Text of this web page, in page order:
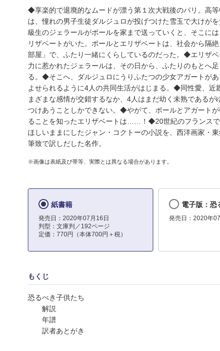
◆享楽的で退廃的なムードが漂う第１次大戦後のパリ。高
は、憧れの男子生徒ダルジュロが投げつけた雪玉で大けが
級生のジェラールがポールを家まで送っていくと、そこに
リザベートがいた。ポールとエリザベートは、社会から隔
部屋」で、ふたり一緒にくらしているのだった。◆エリザ
力に惹かれたジェラールは、その日から、ふたりのもとへ
る。◆そこへ、ダルジュロにうりふたつの少女アガートが
よせられるように4人の共同生活がはじまる。◆同性愛、近
まざまな感情が交錯するなか、4人はまだ幼く未熟であるが
つけあうことしかできない。◆やがて、ポールとアガート
ることを知ったエリザベートは……！◆20世紀のフランス
ほしいままにしたジャン・コクトーの小説を、西洋画家・
筆致で訳しだした名作。
※画像は表紙及び帯等、実際とは異なる場合があります。
紙書籍
発売日：2020年07月16日
判型：文庫判／192ページ
定価：770円（本体700円＋税）
電子版：恐
発売日：2020年
もくじ
恐るべき子供たち
解説
年譜
訳者あとがき